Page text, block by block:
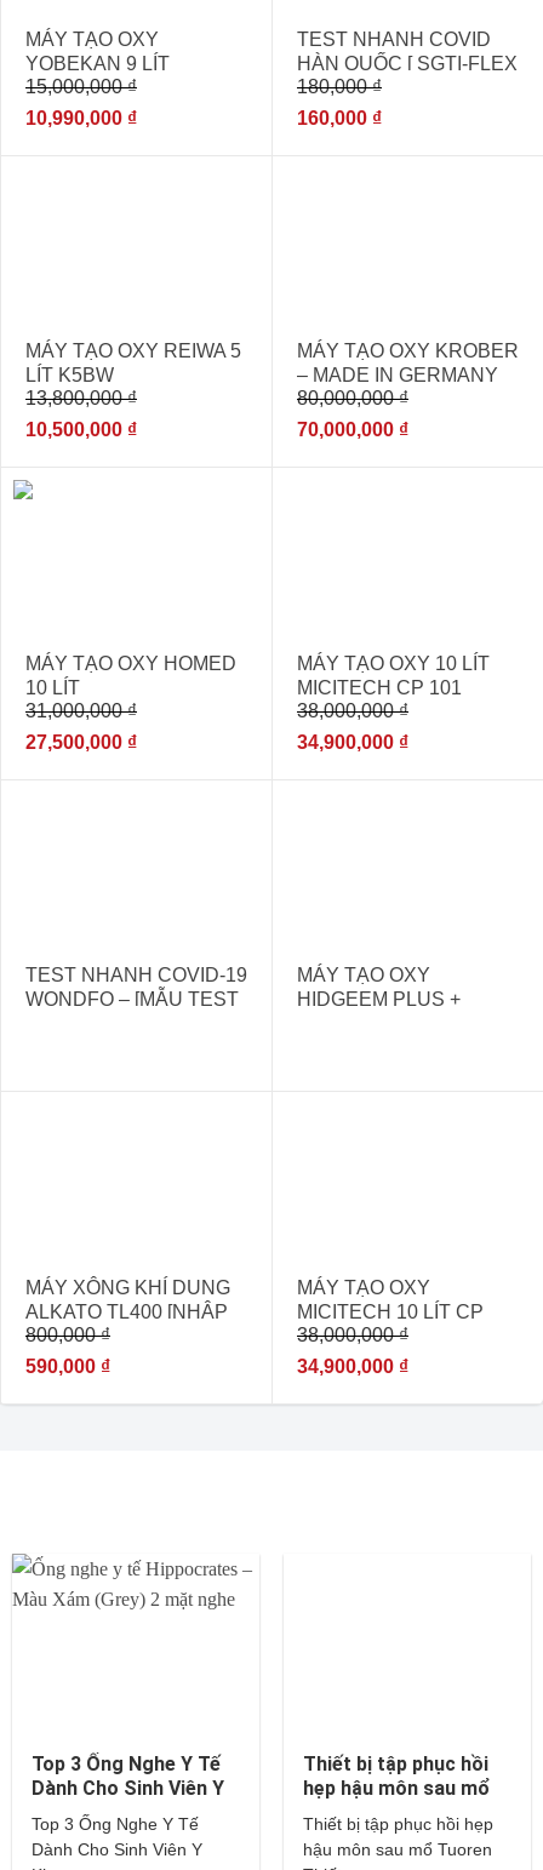
MÁY TẠO OXY
YOBEKAN 9 LÍT
THƯƠNG HIỆU NHẬT
BẢN
15,000,000₫
10,990,000 ₫
TEST NHANH COVID
HÀN QUỐC [ SGTI-FLEX
NHẬP KHẨU CHÍNH
HÃNG ]
180,000₫
160,000 ₫
MÁY TẠO OXY REIWA 5
LÍT K5BW
13,800,000₫
10,500,000 ₫
MÁY TẠO OXY KROBER
– MADE IN GERMANY
80,000,000₫
70,000,000 ₫
- 11%
MÁY TẠO OXY HOMED
10 LÍT
31,000,000₫
27,500,000 ₫
MÁY TẠO OXY 10 LÍT
MICITECH CP 101
CÔNG NGHỆ
GERMANY
38,000,000₫
34,900,000 ₫
TEST NHANH COVID-19
WONDFO – [MẪU TEST
MÁY TẠO OXY
HIDGEEM PLUS +
MÁY XÔNG KHÍ DUNG
ALKATO TL400 [NHẬP
KHẨU CHÍNH HÃNG
GIÁ RẺ]
800,000₫
590,000 ₫
MÁY TẠO OXY
MICITECH 10 LÍT CP
101 CÓ XÔNG MŨI
38,000,000₫
34,900,000 ₫
Top 3 Ống Nghe Y Tế
Dành Cho Sinh Viên Y
Khoa – Littmann,
Hippocrates,…
Top 3 Ống Nghe Y Tế
Dành Cho Sinh Viên Y
Thiết bị tập phục hồi
hẹp hậu môn sau mổ
Tuoren
Thiết bị tập phục hồi hẹp
hậu môn sau mổ Tuoren